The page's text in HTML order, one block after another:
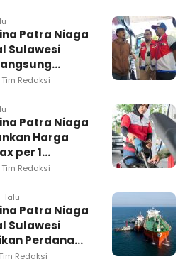
Patra Niaga
Sulawesi
SPBU di
Biosolar
Optimal
Tim Redaksi
Patra Niaga
Harga
per 1
2026
Tim Redaksi
lalu
Patra Niaga
Sulawesi
Perdana
Tim Redaksi